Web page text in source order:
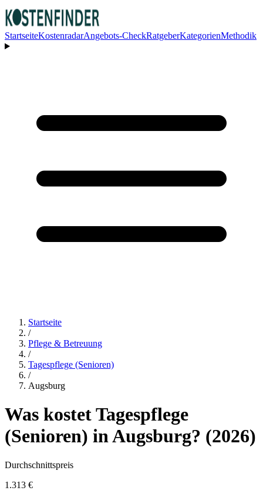
StartseiteKostenradarAngebots-CheckRatgeberKategorienMethodik
Startseite
/
Pflege & Betreuung
/
Tagespflege (Senioren)
/
Augsburg
Was kostetTagespflege
(Senioren) inAugsburg? (2026)
Durchschnittspreis
1.313 €